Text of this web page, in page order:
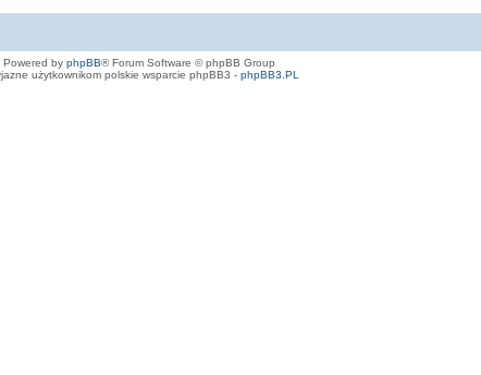
Powered by phpBB® Forum Software © phpBB Group
użytkownikom polskie wsparcie phpBB3 - phpBB3.PL